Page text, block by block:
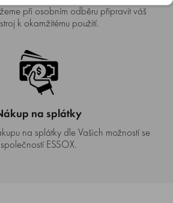
při osobním odběru připravit váš
k okamžitému použití.
na splátky
na splátky dle Vašich možností se
společností ESSOX.